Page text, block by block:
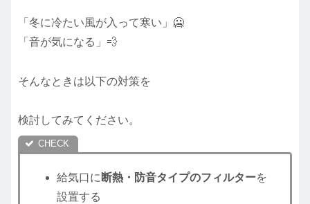
「冬に冷たい風が入って寒い」🥶
「音が気になる」💨
そんなときは以下の対策を
検討してみてください。
給気口に 断熱・防音タイプのフィルターを
設置する